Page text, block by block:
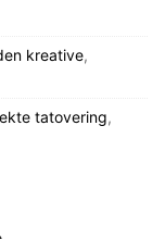
kreative,
tatovering,